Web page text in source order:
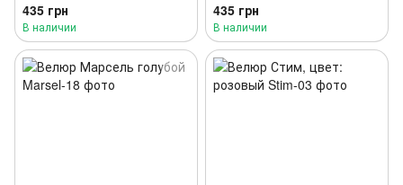
435 грн
В наличии
435 грн
В наличии